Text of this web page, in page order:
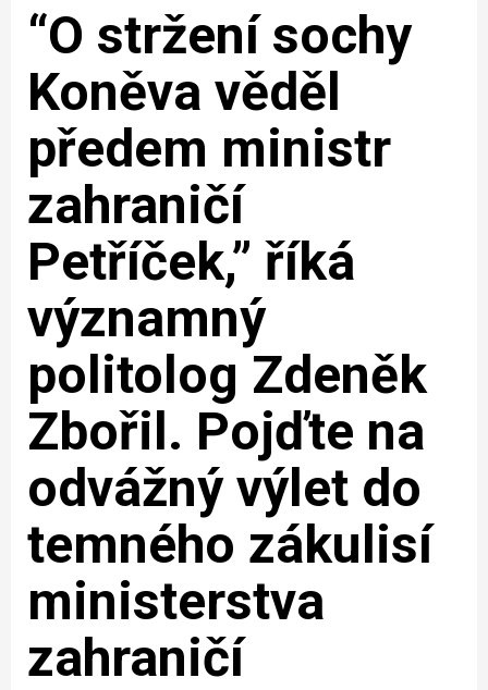
“O stržení sochy
Koněva věděl
předem ministr
zahraničí
Petříček,” říká
významný
politolog Zdeněk
Zbořil. Pojďte na
odvážný výlet do
temného zákulisí
ministerstva
zahraničí